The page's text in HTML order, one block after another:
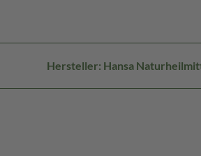
Hersteller: Hansa